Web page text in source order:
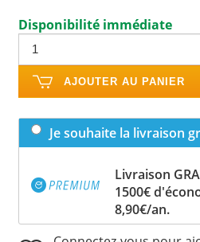
Disponibilité immédiate
AJOUTER AU PANIER
Je souhaite la livraison
Livraison
1500€
8,90€/an.